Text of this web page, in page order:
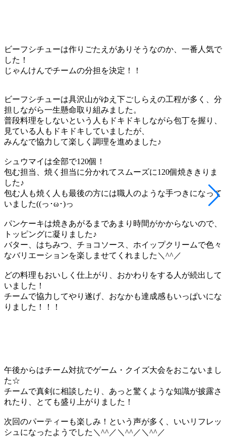
ビーフシチューは作りごたえがありそうなのか、一番人気で
した！
じゃんけんでチームの分担を決定！！
ビーフシチューは具沢山がゆえ下ごしらえの工程が多く、分
担しながら一生懸命取り組みました。
普段料理をしないという人もドキドキしながら包丁を握り、
見ている人もドキドキしていましたが、
みんなで協力して楽しく調理を進めました♪
シュウマイは全部で120個！
包む担当、焼く担当に分かれてスムーズに120個焼ききりま
した♪
包む人も焼く人も最後の方には職人のような手つきになって
いました((っ･ω･)っ
パンケーキは焼きあがるまであまり時間がかからないので、
トッピングに凝りました♪
バター、はちみつ、チョコソース、ホイップクリームで色々
なバリエーションを楽しませてくれました＼^^／
どの料理もおいしく仕上がり、おかわりをする人が続出して
いました！
チームで協力してやり遂げ、おなかも達成感もいっぱいにな
りました！！！
午後からはチーム対抗でゲーム・クイズ大会をおこないまし
た☆
チームで真剣に相談したり、あっと驚くような知識が披露さ
れたり、とても盛り上がりました！
次回のパーティーも楽しみ！という声が多く、いいリフレッ
シュになったようでした＼^^／＼^^／＼^^／